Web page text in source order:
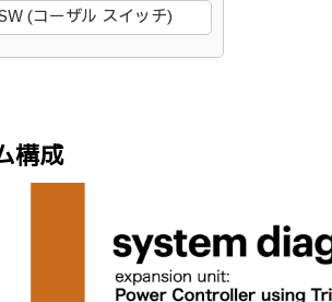
(コーザル スイッチ)
構成